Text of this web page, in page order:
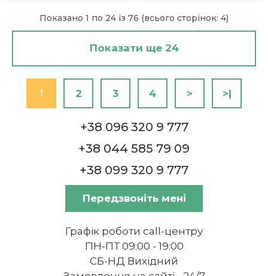
Показано 1 по 24 із 76 (всього сторінок: 4)
Показати ще 24
1 2 3 4 > >|
+38 096 320 9 777
+38 044 585 79 09
+38 099 320 9 777
Передзвоніть мені
Графік роботи call-центру
ПН-ПТ 09:00 - 19:00
СБ-НД Вихідний